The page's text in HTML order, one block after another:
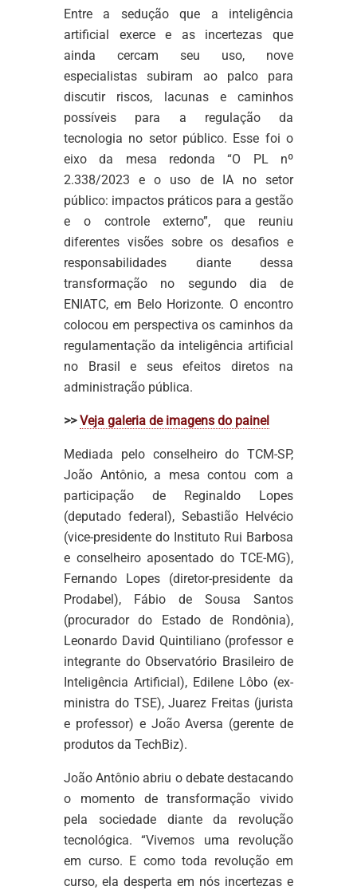
Entre a sedução que a inteligência
artificial exerce e as incertezas que
ainda cercam seu uso, nove
especialistas subiram ao palco para
discutir riscos, lacunas e caminhos
possíveis para a regulação da
tecnologia no setor público. Esse foi o
eixo da mesa redonda “O PL nº
2.338/2023 e o uso de IA no setor
público: impactos práticos para a gestão
e o controle externo”, que reuniu
diferentes visões sobre os desafios e
responsabilidades diante dessa
transformação no segundo dia de
ENIATC, em Belo Horizonte. O encontro
colocou em perspectiva os caminhos da
regulamentação da inteligência artificial
no Brasil e seus efeitos diretos na
administração pública.
>>Veja galeria de imagens do painel
Mediada pelo conselheiro do TCM-SP,
João Antônio, a mesa contou com a
participação de Reginaldo Lopes
(deputado federal), Sebastião Helvécio
(vice-presidente do Instituto Rui Barbosa
e conselheiro aposentado do TCE-MG),
Fernando Lopes (diretor-presidente da
Prodabel), Fábio de Sousa Santos
(procurador do Estado de Rondônia),
Leonardo David Quintiliano (professor e
integrante do Observatório Brasileiro de
Inteligência Artificial), Edilene Lôbo (ex-
ministra do TSE), Juarez Freitas (jurista
e professor) e João Aversa (gerente de
produtos da TechBiz).
João Antônio abriu o debate destacando
o momento de transformação vivido
pela sociedade diante da revolução
tecnológica. “Vivemos uma revolução
em curso. E como toda revolução em
curso, ela desperta em nós incertezas e